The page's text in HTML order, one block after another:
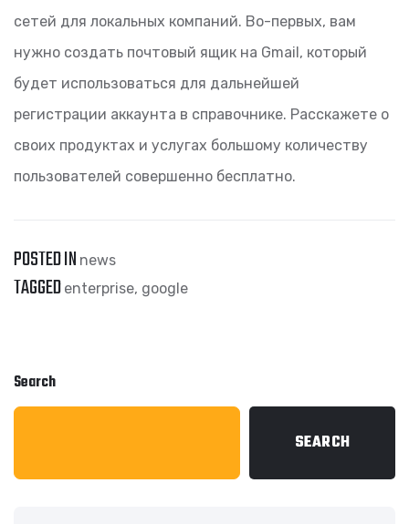
сетей для локальных компаний. Во-первых, вам
нужно создать почтовый ящик на Gmail, который
будет использоваться для дальнейшей
регистрации аккаунта в справочнике. Расскажете о
своих продуктах и услугах большому количеству
пользователей совершенно бесплатно.
POSTED IN news
TAGGED enterprise, google
Search
SEARCH